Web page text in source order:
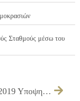
Σταθμούς μέσω του
13/11/2019 Υποψηφιότητα του Δήμου Ιλίου στα BRAVO Awards 2019